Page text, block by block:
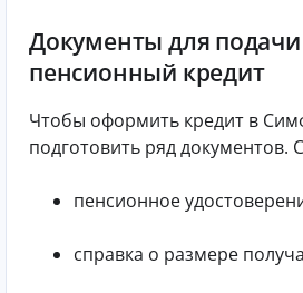
Документы для подачи
пенсионный кредит
Чтобы оформить кредит в
подготовить ряд документов.
пенсионное
справка о размере